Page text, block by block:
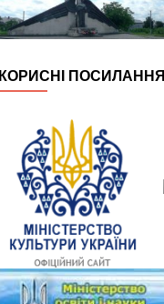
КОРИСНІ ПОСИЛАННЯ